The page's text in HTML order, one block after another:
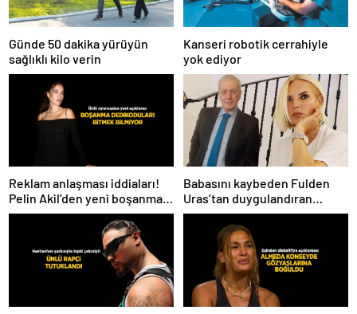
Günde 50 dakika yürüyün
sağlıklı kilo verin
Kanseri robotik cerrahiyle
yok ediyor
Reklam anlaşması iddiaları!
Pelin Akil’den yeni boşanma
açıklaması
Babasını kaybeden Fulden
Uras’tan duygulandıran
paylaşım! ‘Nurlarda uyu’